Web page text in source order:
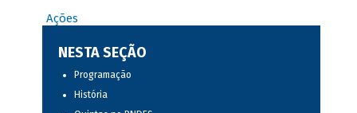
Ações
NESTA SEÇÃO
Programação
História